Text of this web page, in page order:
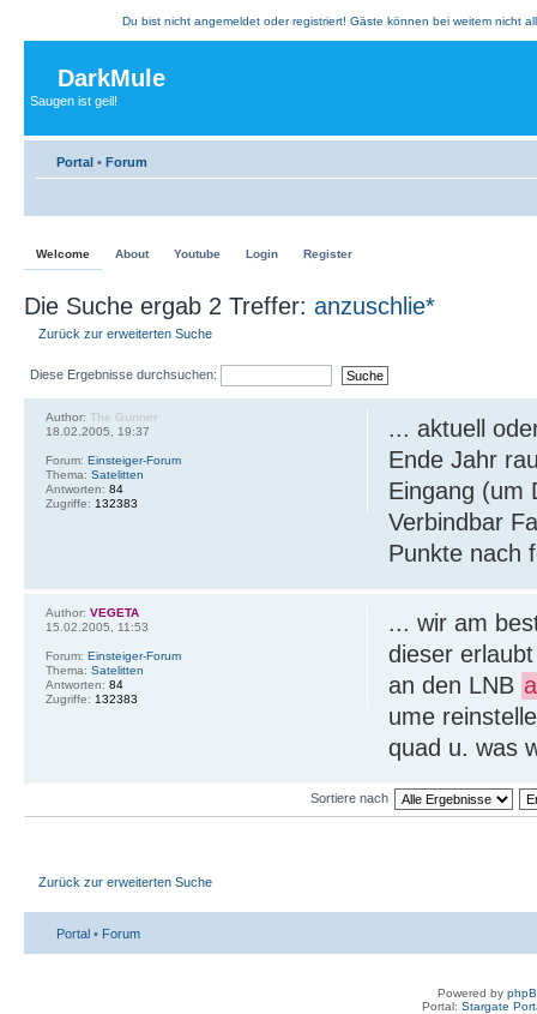
Du bist nicht angemeldet oder registriert! Gäste können bei weitem nicht
DarkMule
Saugen ist geil!
Portal • Forum
Welcome About Youtube Login Register
Die Suche ergab 2 Treffer: anzuschlie*
Zurück zur erweiterten Suche
Diese Ergebnisse durchsuchen:
... aktuell
Ende Jahr
Eingang (um
Verbindbar
Punkte nach
Author: The Gunner
18.02.2005, 19:37
Forum: Einsteiger-Forum
Thema: Satelitten
Antworten: 84
Zugriffe: 132383
... wir am
dieser
an den LNB
ume
quad u. was
Author: VEGETA
15.02.2005, 11:53
Forum: Einsteiger-Forum
Thema: Satelitten
Antworten: 84
Zugriffe: 132383
Sortiere nach
Zurück zur erweiterten Suche
Portal • Forum
Powered by
Portal: Stargate